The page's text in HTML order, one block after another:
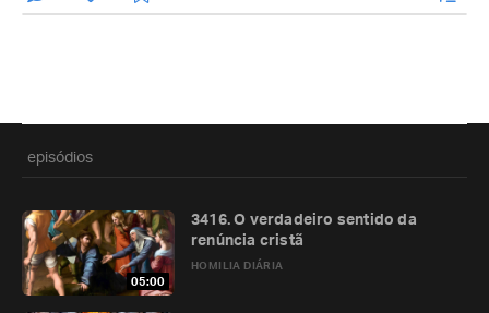
episódios
05:00
HOMILIA DIÁRIA
3416. O verdadeiro sentido da
renúncia cristã